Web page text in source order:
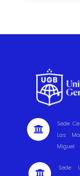

Sede
Las
Miguel.

Sede